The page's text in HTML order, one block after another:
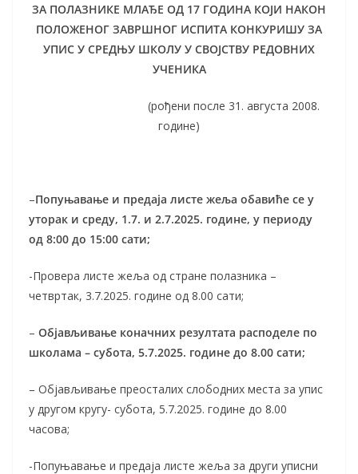
ЗА ПОЛАЗНИКЕ МЛАЂЕ ОД 17 ГОДИНА КОЈИ НАКОН
ПОЛОЖЕНОГ ЗАВРШНОГ ИСПИТА КОНКУРИШУ ЗА
УПИС У СРЕДЊУ ШКОЛУ У СВОЈСТВУ РЕДОВНИХ
УЧЕНИКА
(рођени после 31. августа 2008.
године)
–Попуњавање и предаја листе жеља обавиће се у
уторак и среду, 1.7. и 2.7.2025. године, у периоду
од 8:00 до 15:00 сати;
-Провера листе жеља од стране полазника –
четвртак, 3.7.2025. године од 8.00 сати;
– Објављивање коначних резултата расподеле по
школама – субота, 5.7.2025. године до 8.00 сати;
– Објављивање преосталих слободних места за упис
у другом кругу- субота, 5.7.2025. године до 8.00
часова;
-Попуњавање и предаја листе жеља за други уписни